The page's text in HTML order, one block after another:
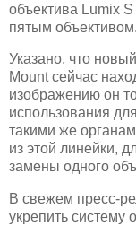
объектива Lumix
пятым объективом.
Указано, что
Mount сейчас
изображению он
использования
такими же
из этой линейки,
замены одного
В свежем пресс-
укрепить систему